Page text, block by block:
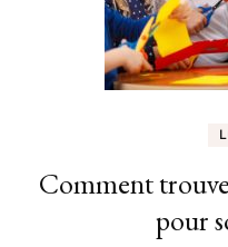
Comment
pour